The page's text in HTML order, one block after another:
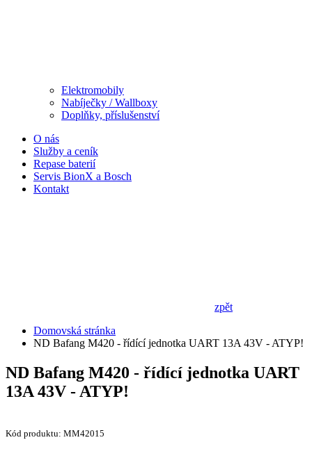
Elektromobily
Nabíječky / Wallboxy
Doplňky, příslušenství
O nás
Služby a ceník
Repase baterií
Servis BionX a Bosch
Kontakt
zpět
Domovská stránka
ND Bafang M420 - řídící jednotka UART 13A 43V - ATYP!
ND Bafang M420 - řídící jednotka UART
13A 43V - ATYP!
Kód produktu: MM42015